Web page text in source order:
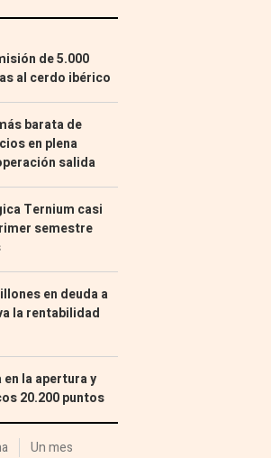
de 5.000
al cerdo ibérico
barata de
en plena
salida
Ternium casi
semestre
en deuda a
la rentabilidad
en la apertura y
20.200 puntos
Un mes